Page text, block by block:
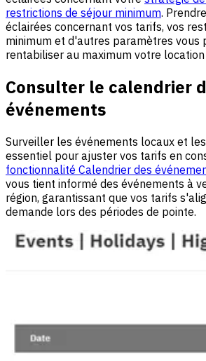
restrictions de séjour minimum.
éclairées concernant vos tarifs, vos
minimum et d'autres paramètres vous
rentabiliser au maximum votre location
Consulter le calendrier
événements
Surveiller les événements locaux et
essentiel pour ajuster vos tarifs en
fonctionnalité Calendrier des
vous tient informé des événements à
région, garantissant que vos tarifs
demande lors des périodes de pointe.